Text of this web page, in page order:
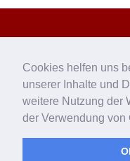
Cookies helfen uns
unserer Inhalte und
weitere Nutzung der
der Verwendung von
Impressum